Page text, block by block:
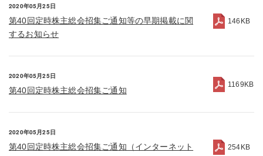
2020年05月25日
第40回定時株主総会招集ご通知等の早期掲載に関
するお知らせ
146KB
2020年05月25日
第40回定時株主総会招集ご通知
1169KB
2020年05月25日
第40回定時株主総会招集ご通知（インターネット
254KB